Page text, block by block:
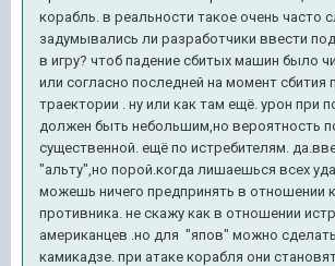
корабль. в реальности такое очень часто
задумывались ли разработчики ввести
в игру? чтоб падение сбитых машин было
или согласно последней на момент сбития
траектории . ну или как там ещё. урон при
должен быть небольшим,но вероятность
существенной. ещё по истребителям.
"альту",но порой.когда лишаешься всех
можешь ничего предпринять в отношении
противника. не скажу как в отношении
американцев .но для "япов" можно
камикадзе. при атаке корабля они